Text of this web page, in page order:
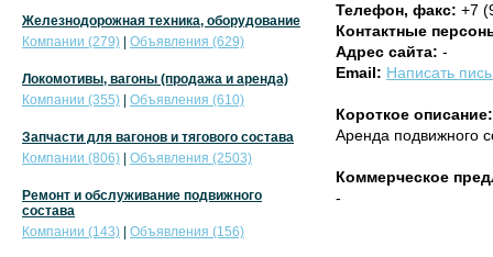
Телефон, факс: +7
Контактные
Адрес сайта: -
Email: Написать
Короткое описание:
Аренда подвижного
Коммерческое
-
Железнодорожная техника, оборудование
Компании (279)
Объявления (629)
Локомотивы, вагоны (продажа и аренда)
Компании (355)
Объявления (610)
Запчасти для вагонов и тягового состава
Компании (806)
Объявления (2503)
Ремонт и обслуживание подвижного
состава
Компании (143)
Объявления (156)